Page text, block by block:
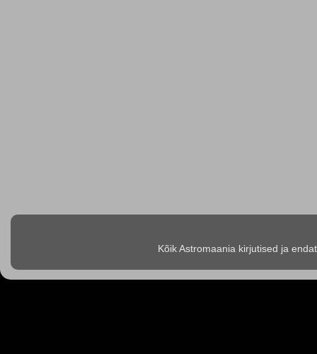
Kõik Astromaania kirjutised ja